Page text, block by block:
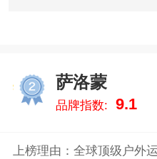
萨洛蒙
品牌指数: 9.1
上榜理由：全球顶级户外